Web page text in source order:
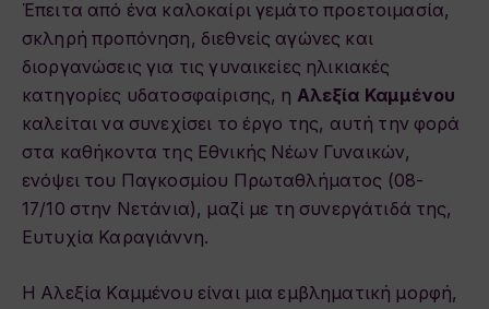
Έπειτα από ένα καλοκαίρι γεμάτο προετοιμασία,
σκληρή προπόνηση, διεθνείς αγώνες και
διοργανώσεις για τις γυναικείες ηλικιακές
κατηγορίες υδατοσφαίρισης, η Αλεξία Καμμένου
καλείται να συνεχίσει το έργο της, αυτή την φορά
στα καθήκοντα της Εθνικής Νέων Γυναικών,
ενόψει του Παγκοσμίου Πρωταθλήματος (08-
17/10 στην Νετάνια), μαζί με τη συνεργάτιδά της,
Ευτυχία Καραγιάννη.
Η Αλεξία Καμμένου είναι μια εμβληματική μορφή,